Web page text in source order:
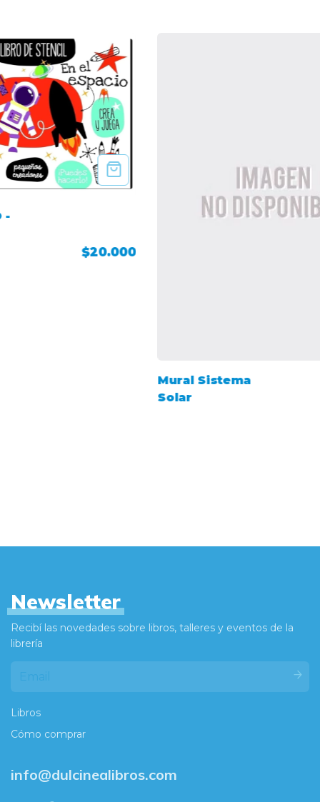
-
$20.000
Mural Sistema
Solar
Newsletter
Recibí las novedades sobre libros, talleres y eventos de la
librería
Libros
Cómo comprar
info@dulcinealibros.com